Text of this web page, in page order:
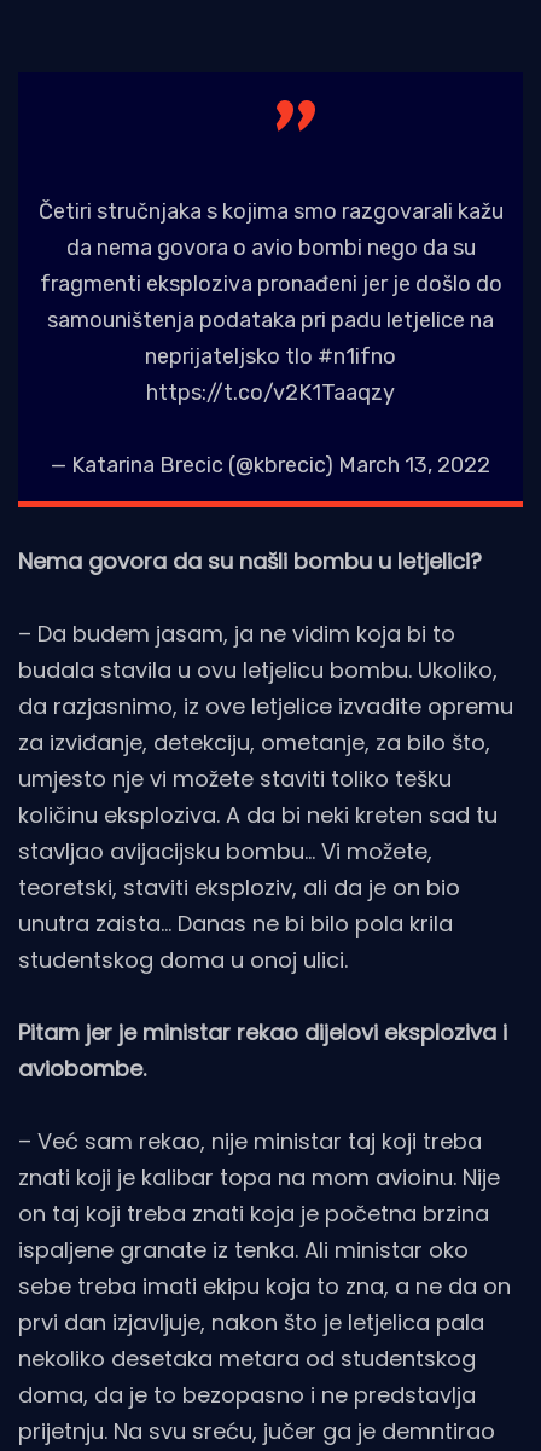
Četiri stručnjaka s kojima smo razgovarali kažu
da nema govora o avio bombi nego da su
fragmenti eksploziva pronađeni jer je došlo do
samouništenja podataka pri padu letjelice na
neprijateljsko tlo #n1ifno
https://t.co/v2K1Taaqzy
— Katarina Brecic (@kbrecic) March 13, 2022
Nema govora da su našli bombu u letjelici?
– Da budem jasam, ja ne vidim koja bi to
budala stavila u ovu letjelicu bombu. Ukoliko,
da razjasnimo, iz ove letjelice izvadite opremu
za izviđanje, detekciju, ometanje, za bilo što,
umjesto nje vi možete staviti toliko tešku
količinu eksploziva. A da bi neki kreten sad tu
stavljao avijacijsku bombu… Vi možete,
teoretski, staviti eksploziv, ali da je on bio
unutra zaista… Danas ne bi bilo pola krila
studentskog doma u onoj ulici.
Pitam jer je ministar rekao dijelovi eksploziva i
aviobombe.
– Već sam rekao, nije ministar taj koji treba
znati koji je kalibar topa na mom avioinu. Nije
on taj koji treba znati koja je početna brzina
ispaljene granate iz tenka. Ali ministar oko
sebe treba imati ekipu koja to zna, a ne da on
prvi dan izjavljuje, nakon što je letjelica pala
nekoliko desetaka metara od studentskog
doma, da je to bezopasno i ne predstavlja
prijetnju. Na svu sreću, jučer ga je demntirao